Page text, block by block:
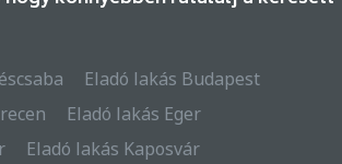
Eladó lakás Budapest
Eladó lakás Eger
Eladó lakás Kaposvár